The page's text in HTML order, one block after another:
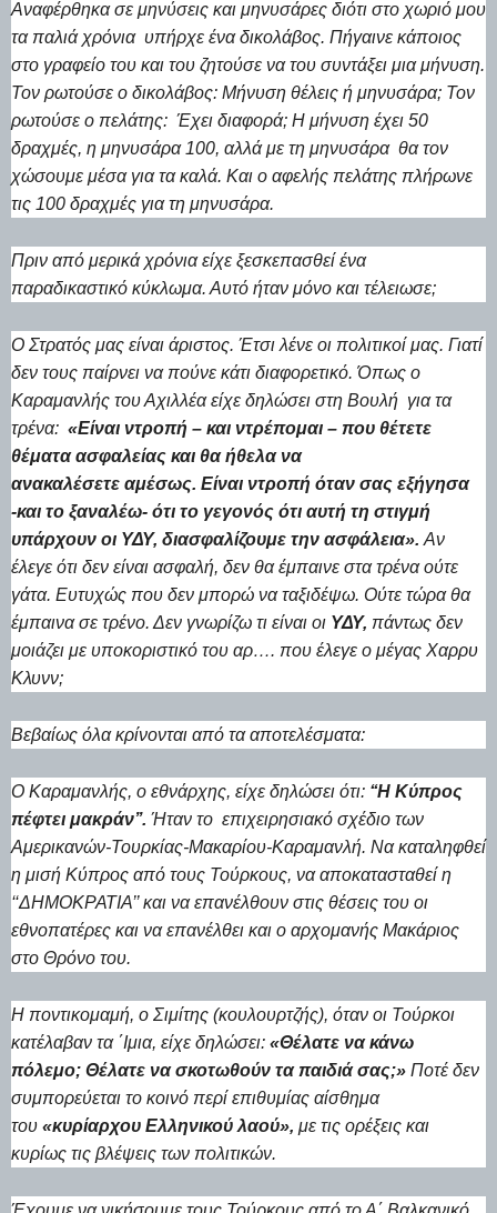
Αναφέρθηκα σε μηνύσεις και μηνυσάρες διότι στο χωριό μου
τα παλιά χρόνια υπήρχε ένα δικολάβος. Πήγαινε κάποιος
στο γραφείο του και του ζητούσε να του συντάξει μια μήνυση.
Τον ρωτούσε ο δικολάβος: Μήνυση θέλεις ή μηνυσάρα; Τον
ρωτούσε ο πελάτης: Έχει διαφορά; Η μήνυση έχει 50
δραχμές, η μηνυσάρα 100, αλλά με τη μηνυσάρα θα τον
χώσουμε μέσα για τα καλά. Και ο αφελής πελάτης πλήρωνε
τις 100 δραχμές για τη μηνυσάρα.
Πριν από μερικά χρόνια είχε ξεσκεπασθεί ένα
παραδικαστικό κύκλωμα. Αυτό ήταν μόνο και τέλειωσε;
Ο Στρατός μας είναι άριστος. Έτσι λένε οι πολιτικοί μας. Γιατί
δεν τους παίρνει να πούνε κάτι διαφορετικό. Όπως ο
Καραμανλής του Αχιλλέα είχε δηλώσει στη Βουλή για τα
τρένα: «Είναι ντροπή – και ντρέπομαι – που θέτετε
θέματα ασφαλείας και θα ήθελα να
ανακαλέσετε αμέσως. Είναι ντροπή όταν σας εξήγησα
-και το ξαναλέω- ότι το γεγονός ότι αυτή τη στιγμή
υπάρχουν οι ΥΔΥ, διασφαλίζουμε την ασφάλεια». Αν
έλεγε ότι δεν είναι ασφαλή, δεν θα έμπαινε στα τρένα ούτε
γάτα. Ευτυχώς που δεν μπορώ να ταξιδέψω. Ούτε τώρα θα
έμπαινα σε τρένο. Δεν γνωρίζω τι είναι οι ΥΔΥ, πάντως δεν
μοιάζει με υποκοριστικό του αρ…. που έλεγε ο μέγας Χαρρυ
Κλυνν;
Βεβαίως όλα κρίνονται από τα αποτελέσματα:
Ο Καραμανλής, ο εθνάρχης, είχε δηλώσει ότι: ‘‘Η Κύπρος
πέφτει μακράν’’. Ήταν το επιχειρησιακό σχέδιο των
Αμερικανών-Τουρκίας-Μακαρίου-Καραμανλή. Να καταληφθεί
η μισή Κύπρος από τους Τούρκους, να αποκατασταθεί η
‘‘ΔΗΜΟΚΡΑΤΙΑ’’ και να επανέλθουν στις θέσεις του οι
εθνοπατέρες και να επανέλθει και ο αρχομανής Μακάριος
στο Θρόνο του.
Η ποντικομαμή, ο Σιμίτης (κουλουρτζής), όταν οι Τούρκοι
κατέλαβαν τα ΄Ιμια, είχε δηλώσει: «Θέλατε να κάνω
πόλεμο; Θέλατε να σκοτωθούν τα παιδιά σας;» Ποτέ δεν
συμπορεύεται το κοινό περί επιθυμίας αίσθημα
του «κυρίαρχου Ελληνικού λαού», με τις ορέξεις και
κυρίως τις βλέψεις των πολιτικών.